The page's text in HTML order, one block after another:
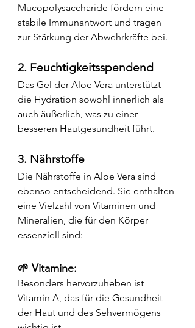
Mucopolysaccharide fördern eine
stabile Immunantwort und tragen
zur Stärkung der Abwehrkräfte bei.
2. Feuchtigkeitsspendend
Das Gel der Aloe Vera unterstützt
die Hydration sowohl innerlich als
auch äußerlich, was zu einer
besseren Hautgesundheit führt.
3. Nährstoffe
Die Nährstoffe in Aloe Vera sind
ebenso entscheidend. Sie enthalten
eine Vielzahl von Vitaminen und
Mineralien, die für den Körper
essenziell sind:
🌱 Vitamine:
Besonders hervorzuheben ist
Vitamin A, das für die Gesundheit
der Haut und des Sehvermögens